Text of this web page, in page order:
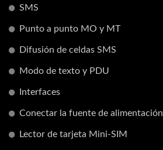
SMS
Punto a punto MO y MT
Difusión de celdas SMS
Modo de texto y PDU
Interfaces
Conectar la fuente de alimentación
Lector de tarjeta Mini-SIM